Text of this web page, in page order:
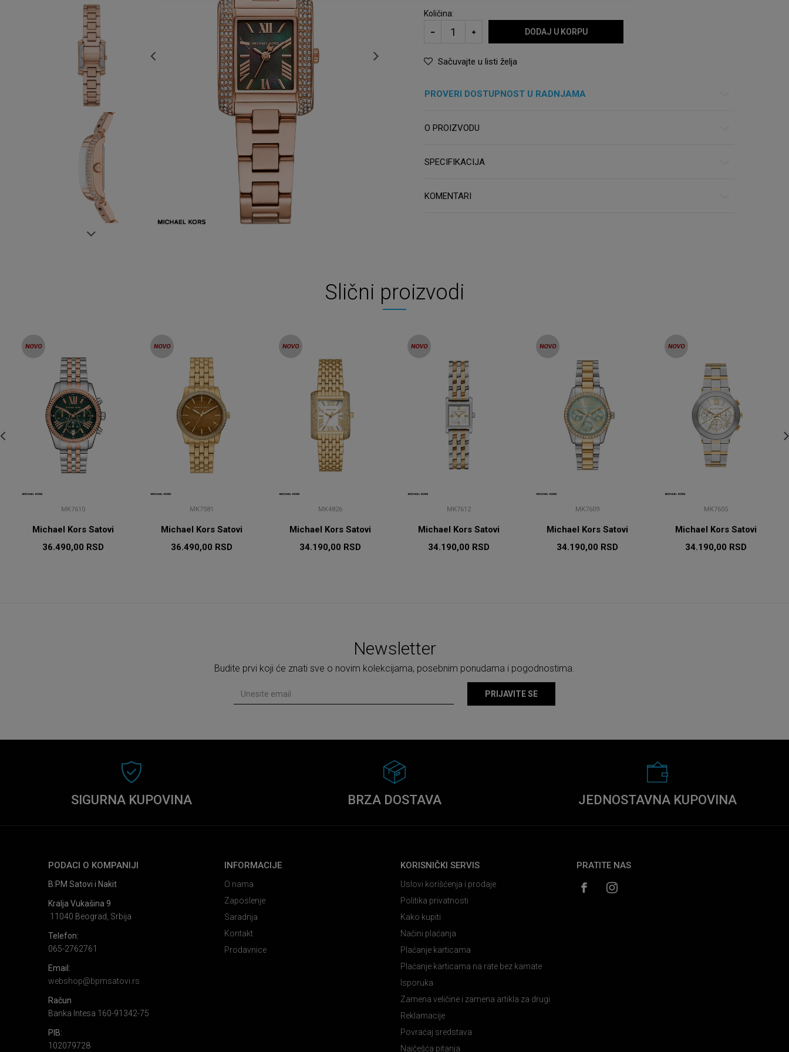
Količina:
DODAJ U KORPU
Sačuvajte u listi želja
PROVERI DOSTUPNOST U RADNJAMA
O PROIZVODU
SPECIFIKACIJA
KOMENTARI
Slični proizvodi
MK7610
Michael Kors Satovi
36.490,00 RSD
MK7581
Michael Kors Satovi
36.490,00 RSD
MK4826
Michael Kors Satovi
34.190,00 RSD
MK7612
Michael Kors Satovi
34.190,00 RSD
MK7609
Michael Kors Satovi
34.190,00 RSD
MK7605
Michael Kors Satovi
34.190,00 RSD
Newsletter
Budite prvi koji će znati sve o novim kolekcijama, posebnim ponudama i pogodnostima.
PRIJAVITE SE
SIGURNA KUPOVINA BRZA DOSTAVA JEDNOSTAVNA KUPOVINA
PODACI O KOMPANIJI
B:PM Satovi i Nakit
Kralja Vukašina 9
11040 Beograd, Srbija
Telefon:
065-2762761
Email:
webshop@bpmsatovi.rs
Račun
Banka Intesa 160-91342-75
PIB:
102079728
INFORMACIJE
O nama
Zaposlenje
Saradnja
Kontakt
Prodavnice
KORISNIČKI SERVIS
Uslovi korišćenja i prodaje
Politika privatnosti
Kako kupiti
Načini plaćanja
Plaćanje karticama
Plaćanje karticama na rate bez kamate
Isporuka
Zamena veličine i zamena artikla za drugi
Reklamacije
Povraćaj sredstava
Najčešća pitanja
PRATITE NAS